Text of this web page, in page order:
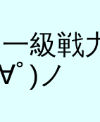
戦
)ノ